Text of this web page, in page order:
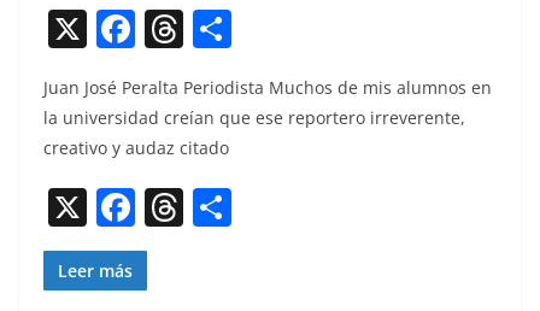
X F
c
e
b
o
o
k
T
re
a
d
s
o
m
Juan José Per­al­ta Peri­odista Muchos de mis alum­nos en
la uni­ver­si­dad creían que ese reportero irrev­er­ente,
cre­ati­vo y audaz citado
X F
a
c
T
Leer más